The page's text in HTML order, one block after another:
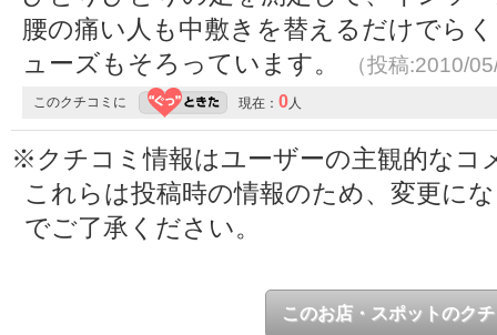
腰の痛い人も中敷きを替えるだけでら
ューズもそろっています。
（投稿:2010/
このクチコミに 現在： 0人
※クチコミ情報はユーザーの主観的なコ
これらは投稿時の情報のため、変更に
でご了承ください。
このお店・スポットのク